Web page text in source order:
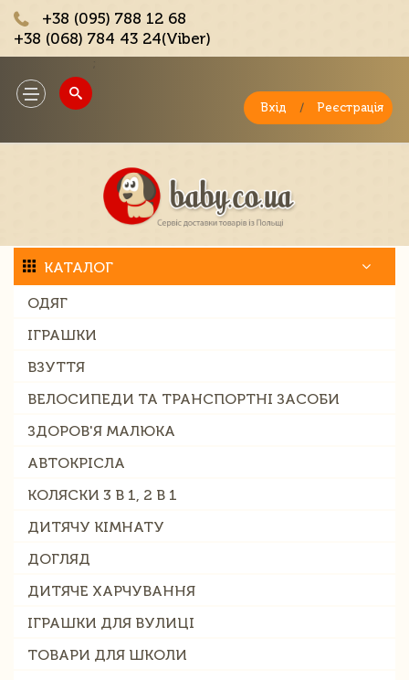
+38 (095) 788 12 68
+38 (068) 784 43 24(Viber)
Toggle
navigation
Вхід / Реєстрація
КАТАЛОГ
ОДЯГ
ІГРАШКИ
ВЗУТТЯ
ВЕЛОСИПЕДИ ТА ТРАНСПОРТНІ ЗАСОБИ
ЗДОРОВ'Я МАЛЮКА
АВТОКРІСЛА
КОЛЯСКИ 3 В 1, 2 В 1
ДИТЯЧУ КІМНАТУ
ДОГЛЯД
ДИТЯЧЕ ХАРЧУВАННЯ
ІГРАШКИ ДЛЯ ВУЛИЦІ
ТОВАРИ ДЛЯ ШКОЛИ